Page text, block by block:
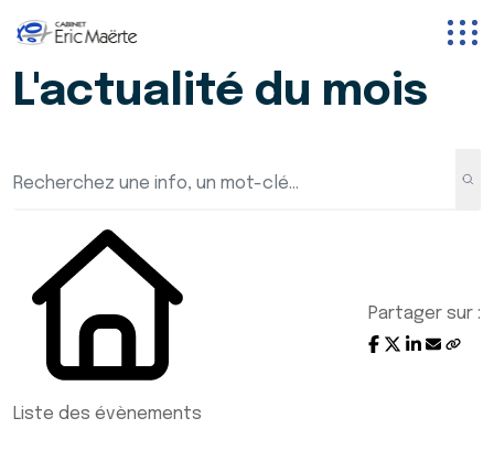
L'actualité du mois
Liste des évènements
Partager sur :